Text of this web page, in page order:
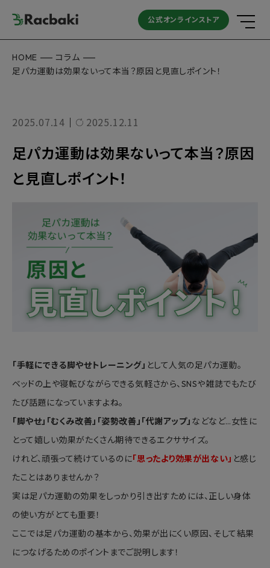
公式オンラインストア
HOME
コラム
足パカ運動は効果ないって本当？原因と見直しポイント！
2025.07.14 2025.12.11
足パカ運動は効果ないって本当？原因
と見直しポイント！
「手軽にできる脚やせトレーニング」 として人気の足パカ運動。
ベッドの上や寝転びながらできる気軽さから、SNSや雑誌でもたび
たび話題になっていますよね。
「脚やせ」「むくみ改善」「姿勢改善」「代謝アップ」 などなど…女性に
とって嬉しい効果がたくさん期待できるエクササイズ。
けれど、頑張って続けているのに「思ったより効果が出ない」 と感じ
たことはありませんか？
実は足パカ運動の効果をしっかり引き出すためには、正しい身体
の使い方がとても重要！
ここでは足パカ運動の基本から、効果が出にくい原因、そして結果
につなげるためのポイントまでご説明します！